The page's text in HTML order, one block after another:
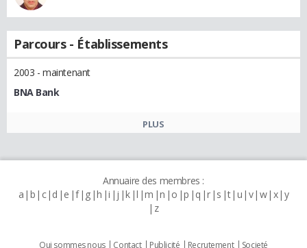
Parcours - Établissements
2003 - maintenant
BNA Bank
PLUS
Annuaire des membres :
a b c d e f g h i j k l m n o p q r s t u v w x y
z
Qui sommes nous Contact Publicité Recrutement Societé